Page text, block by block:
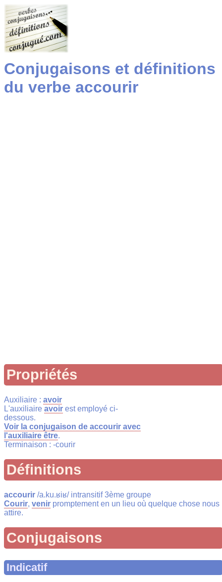
Conjugaisons et définitions
du verbe accourir
Propriétés
Auxiliaire : avoir
L'auxiliaire avoir est employé ci-
dessous.
Voir la conjugaison de accourir avec
l'auxiliaire être.
Terminaison : -courir
Définitions
accourir /a.ku.ʁiʁ/ intransitif 3ème groupe
Courir, venir promptement en un lieu où quelque chose nous
attire.
Conjugaisons
Indicatif